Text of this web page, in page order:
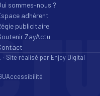
sommes-nous ?
adhérent
publicitaire
ZayActu
Site réalisé par Enjoy Digital
Accessibilité